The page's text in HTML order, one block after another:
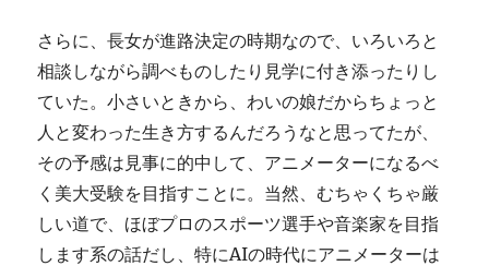
さらに、長女が進路決定の時期なので、いろいろと
相談しながら調べものしたり見学に付き添ったりし
ていた。小さいときから、わいの娘だからちょっと
人と変わった生き方するんだろうなと思ってたが、
その予感は見事に的中して、アニメーターになるべ
く美大受験を目指すことに。当然、むちゃくちゃ厳
しい道で、ほぼプロのスポーツ選手や音楽家を目指
します系の話だし、特にAIの時代にアニメーターは